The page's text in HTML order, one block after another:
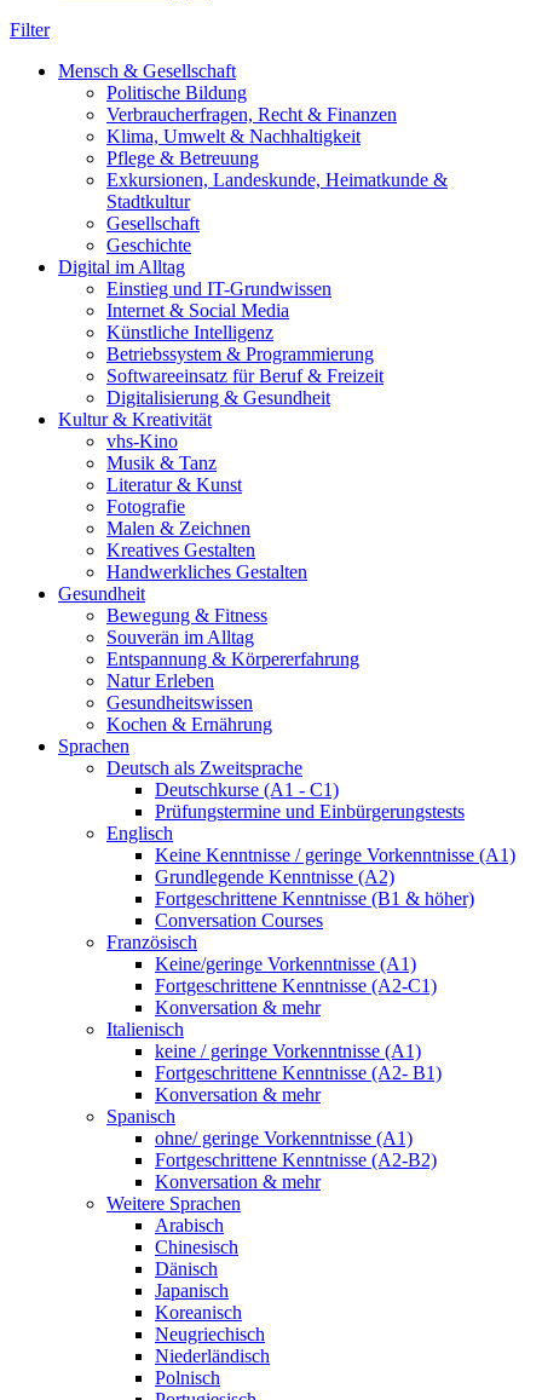
Filter
Mensch & Gesellschaft
Politische Bildung
Verbraucherfragen, Recht & Finanzen
Klima, Umwelt & Nachhaltigkeit
Pflege & Betreuung
Exkursionen, Landeskunde, Heimatkunde &
Stadtkultur
Gesellschaft
Geschichte
Digital im Alltag
Einstieg und IT-Grundwissen
Internet & Social Media
Künstliche Intelligenz
Betriebssystem & Programmierung
Softwareeinsatz für Beruf & Freizeit
Digitalisierung & Gesundheit
Kultur & Kreativität
vhs-Kino
Musik & Tanz
Literatur & Kunst
Fotografie
Malen & Zeichnen
Kreatives Gestalten
Handwerkliches Gestalten
Gesundheit
Bewegung & Fitness
Souverän im Alltag
Entspannung & Körpererfahrung
Natur Erleben
Gesundheitswissen
Kochen & Ernährung
Sprachen
Deutsch als Zweitsprache
Deutschkurse (A1 - C1)
Prüfungstermine und Einbürgerungstests
Englisch
Keine Kenntnisse / geringe Vorkenntnisse (A1)
Grundlegende Kenntnisse (A2)
Fortgeschrittene Kenntnisse (B1 & höher)
Conversation Courses
Französisch
Keine/geringe Vorkenntnisse (A1)
Fortgeschrittene Kenntnisse (A2-C1)
Konversation & mehr
Italienisch
keine / geringe Vorkenntnisse (A1)
Fortgeschrittene Kenntnisse (A2- B1)
Konversation & mehr
Spanisch
ohne/ geringe Vorkenntnisse (A1)
Fortgeschrittene Kenntnisse (A2-B2)
Konversation & mehr
Weitere Sprachen
Arabisch
Chinesisch
Dänisch
Japanisch
Koreanisch
Neugriechisch
Niederländisch
Polnisch